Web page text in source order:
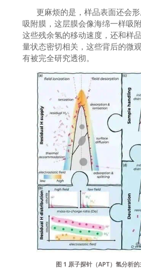
更麻烦的是，样品表面还会
吸附膜，这层膜会像海绵一样吸
这些残余氢的移动速度，还和样
量状态密切相关，这些背后的微
有被完全研究透彻。
图1 原子探针（APT）氢分析